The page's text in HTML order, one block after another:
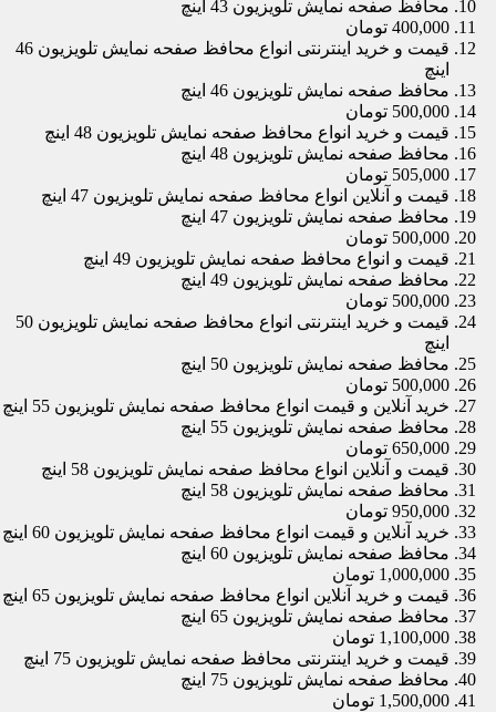
محافظ صفحه نمایش تلویزیون 43 اینچ
400,000 تومان
قیمت و خرید اینترنتی انواع محافظ صفحه نمایش تلویزیون 46
اینچ
محافظ صفحه نمایش تلویزیون 46 اینچ
500,000 تومان
قیمت و خرید انواع محافظ صفحه نمایش تلویزیون 48 اینچ
محافظ صفحه نمایش تلویزیون 48 اینچ
505,000 تومان
قیمت و آنلاین انواع محافظ صفحه نمایش تلویزیون 47 اینچ
محافظ صفحه نمایش تلویزیون 47 اینچ
500,000 تومان
قیمت و انواع محافظ صفحه نمایش تلویزیون 49 اینچ
محافظ صفحه نمایش تلویزیون 49 اینچ
500,000 تومان
قیمت و خرید اینترنتی انواع محافظ صفحه نمایش تلویزیون 50
اینچ
محافظ صفحه نمایش تلویزیون 50 اینچ
500,000 تومان
خرید آنلاین و قیمت انواع محافظ صفحه نمایش تلویزیون 55 اینچ
محافظ صفحه نمایش تلویزیون 55 اینچ
650,000 تومان
قیمت و آنلاین انواع محافظ صفحه نمایش تلویزیون 58 اینچ
محافظ صفحه نمایش تلویزیون 58 اینچ
950,000 تومان
خرید آنلاین و قیمت انواع محافظ صفحه نمایش تلویزیون 60 اینچ
محافظ صفحه نمایش تلویزیون 60 اینچ
1,000,000 تومان
قیمت و خرید آنلاین انواع محافظ صفحه نمایش تلویزیون 65 اینچ
محافظ صفحه نمایش تلویزیون 65 اینچ
1,100,000 تومان
قیمت و خرید اینترنتی محافظ صفحه نمایش تلویزیون 75 اینچ
محافظ صفحه نمایش تلویزیون 75 اینچ
1,500,000 تومان